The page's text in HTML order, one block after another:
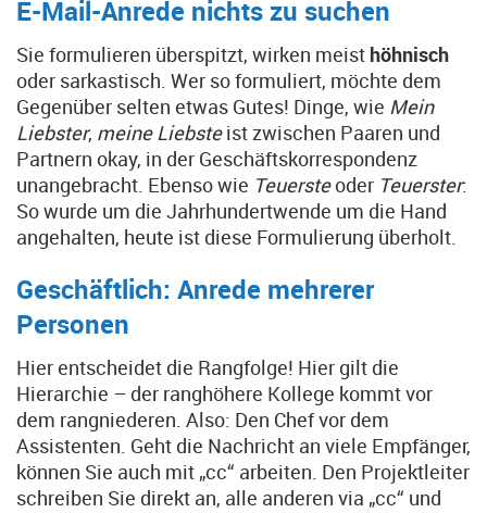
E-Mail-Anrede nichts zu suchen
Sie formulieren überspitzt, wirken meist höhnisch
oder sarkastisch. Wer so formuliert, möchte dem
Gegenüber selten etwas Gutes! Dinge, wie Mein
Liebster, meine Liebsteist zwischen Paaren und
Partnern okay, in der Geschäftskorrespondenz
unangebracht. Ebenso wie Teuersteoder Teuerster:
So wurde um die Jahrhundertwende um die Hand
angehalten, heute ist diese Formulierung überholt.
Geschäftlich: Anrede mehrerer
Personen
Hier entscheidet die Rangfolge! Hier gilt die
Hierarchie – der ranghöhere Kollege kommt vor
dem rangniederen. Also: Den Chef vor dem
Assistenten. Geht die Nachricht an viele Empfänger,
können Sie auch mit „cc“ arbeiten. Den Projektleiter
schreiben Sie direkt an, alle anderen via „cc“ und